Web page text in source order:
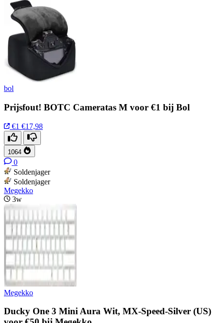
bol
Prijsfout! BOTC Cameratas M voor €1 bij Bol
€1 €17,98
1064
0
Soldenjager
Soldenjager
Megekko
3w
Megekko
Ducky One 3 Mini Aura Wit, MX-Speed-Silver (US)